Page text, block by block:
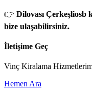
👉 Dilovası
bize ulaşabilirsiniz.
İletişime Geç
Vinç Kiralama
Hemen Ara